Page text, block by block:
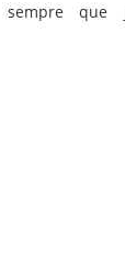
sempre que